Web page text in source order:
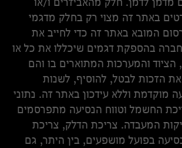
באתר זה מצוי רק בחלק מדגמי
המובא באתר זה כדי לחייב את
בהספקת דגמים שיכללו את כל או
והמערכות המתוארים בו והם
הזכות לבטל, להוסיף, לשנות
מוקדמת וללא עידכון באתר זה. נתוני
החשמל וטווח הנסיעה מתפרסמים
המעבדה. צריכת הדלק, צריכת
בפועל מושפעים, בין היתר, גם